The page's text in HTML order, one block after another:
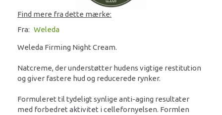
Find mere fra dette mærke:
Fra: Weleda
Weleda Firming Night Cream.
Natcreme, der understøtter hudens vigtige restitution
og giver fastere hud og reducerede rynker.
Formuleret til tydeligt synlige anti-aging resultater
med forbedret aktivitet i cellefornyelsen. Formlen